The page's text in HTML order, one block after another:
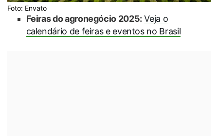
Foto: Envato
Feiras do agronegócio 2025: Veja o
calendário de feiras e eventos no Brasil